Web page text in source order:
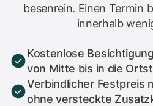
besenrein. Einen Termin
innerhalb
Kostenlose
von Mitte bis in die
Verbindlicher Festpreis
ohne versteckte